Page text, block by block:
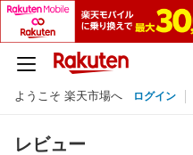
ようこそ 楽天市場へ ログイン
レビュー